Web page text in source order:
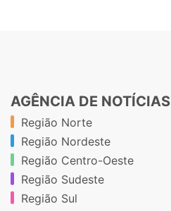
AGÊNCIA DE NOTÍCIAS
Região Norte
Região Nordeste
Região Centro-Oeste
Região Sudeste
Região Sul